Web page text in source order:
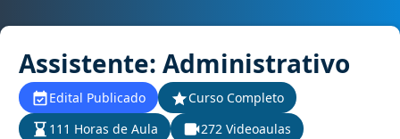
Assistente: Administrativo
Edital Publicado
Curso Completo
111 Horas de Aula
272 Videoaulas